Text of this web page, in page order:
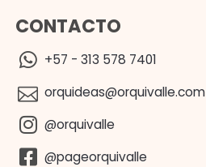
CONTACTO
+57 - 313 578 7401
orquideas@orquivalle.com
@orquivalle
@pageorquivalle